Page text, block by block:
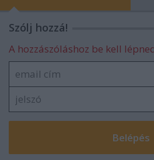
Szólj hozzá!
A hozzászóláshoz be kell